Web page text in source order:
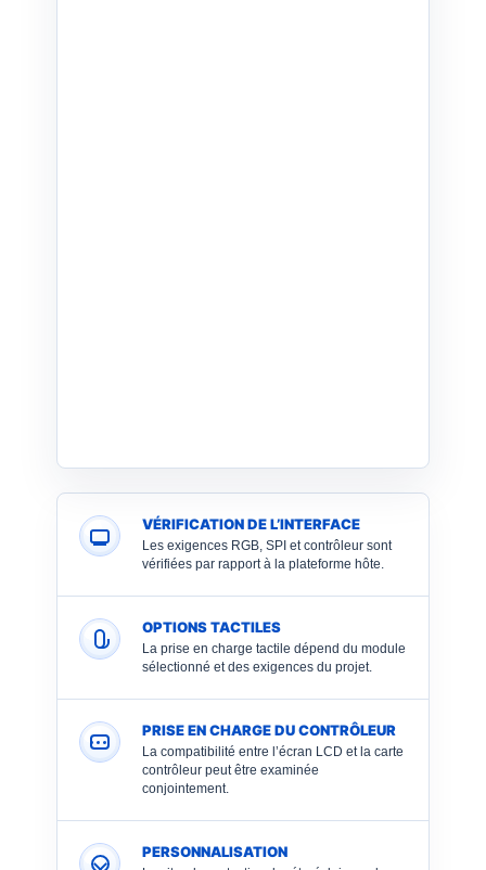
VÉRIFICATION DE L’INTERFACE
Les exigences RGB, SPI et contrôleur sont
vérifiées par rapport à la plateforme hôte.
OPTIONS TACTILES
La prise en charge tactile dépend du module
sélectionné et des exigences du projet.
PRISE EN CHARGE DU CONTRÔLEUR
La compatibilité entre l’écran LCD et la carte
contrôleur peut être examinée
conjointement.
PERSONNALISATION